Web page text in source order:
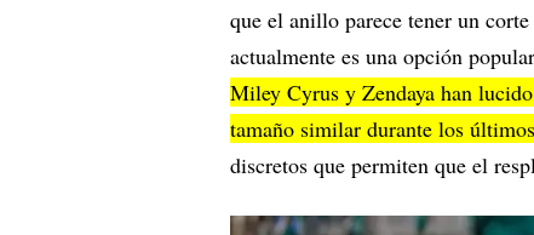
que el anillo parece tener un
actualmente es una opción
Miley Cyrus y Zendaya han
tamaño similar durante los
discretos que permiten que el